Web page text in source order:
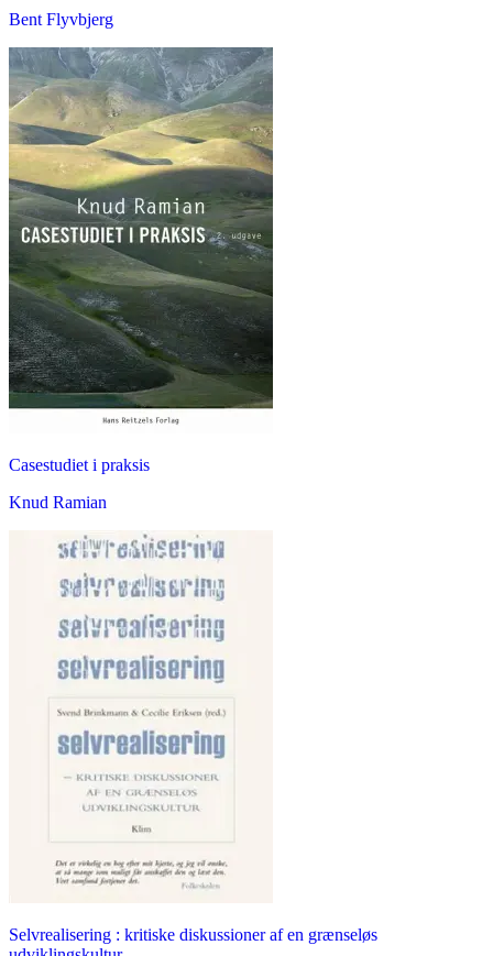
Bent Flyvbjerg
Casestudiet i praksis
Knud Ramian
Selvrealisering : kritiske diskussioner af en grænseløs